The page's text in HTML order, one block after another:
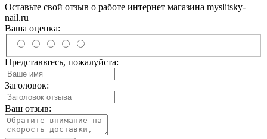
Оставьте свой отзыв о работе интернет магазина myslitsky-
nail.ru
Ваша оценка:
Представьтесь, пожалуйста:
Заголовок:
Ваш отзыв: